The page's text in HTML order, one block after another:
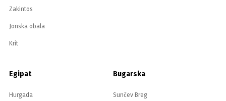
Zakintos
Jonska obala
Krit
Egipat
Hurgada
Bugarska
Sunčev Breg